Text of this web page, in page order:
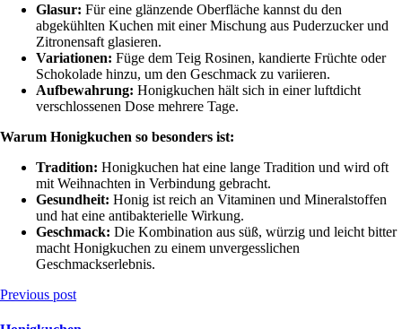
Glasur: Für eine glänzende Oberfläche kannst du den
abgekühlten Kuchen mit einer Mischung aus Puderzucker und
Zitronensaft glasieren.
Variationen: Füge dem Teig Rosinen, kandierte Früchte oder
Schokolade hinzu, um den Geschmack zu variieren.
Aufbewahrung: Honigkuchen hält sich in einer luftdicht
verschlossenen Dose mehrere Tage.
Warum Honigkuchen so besonders ist:
Tradition: Honigkuchen hat eine lange Tradition und wird oft
mit Weihnachten in Verbindung gebracht.
Gesundheit: Honig ist reich an Vitaminen und Mineralstoffen
und hat eine antibakterielle Wirkung.
Geschmack: Die Kombination aus süß, würzig und leicht bitter
macht Honigkuchen zu einem unvergesslichen
Geschmackserlebnis.
Previous post